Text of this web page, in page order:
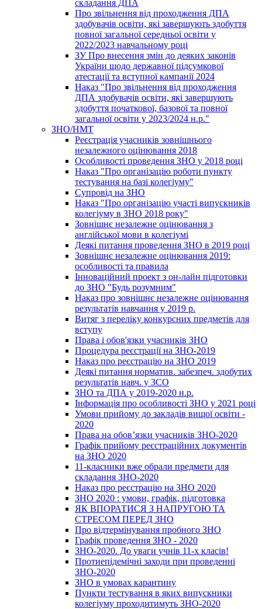
складання ДПА
Про звільнення від проходження ДПА
здобувачів освіти, які завершують здобуття
повної загальної середньої освіти у
2022/2023 навчальному році
ЗУ Про внесення змін до деяких законів
України щодо державної підсумкової
атестації та вступної кампанії 2024
Наказ "Про звільнення від проходження
ДПА здобувачів освіти, які завершують
здобуття початкової, базової та повної
загальної освіти у 2023/2024 н.р."
ЗНО/НМТ
Реєстрація учасників зовнішнього
незалежного оцінювання 2018
Особливості проведення ЗНО у 2018 році
Наказ "Про організацію роботи пункту
тестування на базі колегіуму"
Супровід на ЗНО
Наказ "Про організацію участі випускників
колегіуму в ЗНО 2018 року"
Зовнішнє незалежне оцінювання з
англійської мови в колегіумі
Деякі питання проведення ЗНО в 2019 році
Зовнішнє незалежне оцінювання 2019:
особливості та правила
Інноваційний проект з он-лайн підготовки
до ЗНО "Будь розумним"
Наказ про зовнішнє незалежне оцінювання
результатів навчання у 2019 р.
Витяг з переліку конкурсних предметів для
вступу
Права і обов'язки учасників ЗНО
Процедура реєстрації на ЗНО-2019
Наказ про реєстрацію на ЗНО 2019
Деякі питання норматив. забезпеч. здобутих
результатів навч. у ЗСО
ЗНО та ДПА у 2019-2020 н.р.
Інформація про особливості ЗНО у 2021 році
Умови прийому до закладів вищої освіти -
2020
Права на обов’язки учасників ЗНО-2020
Графік прийому реєстраційних документів
на ЗНО 2020
11-класники вже обрали предмети для
складання ЗНО-2020
Наказ про реєстрацію на ЗНО 2020
ЗНО 2020 : умови, графік, підготовка
ЯК ВПОРАТИСЯ З НАПРУГОЮ ТА
СТРЕСОМ ПЕРЕД ЗНО
Про відтермінування пробного ЗНО
Графік проведення ЗНО - 2020
ЗНО-2020. До уваги учнів 11-х класів!
Протиепідемічні заходи при проведенні
ЗНО-2020
ЗНО в умовах карантину
Пункти тестування в яких випускники
колегіуму проходитимуть ЗНО-2020